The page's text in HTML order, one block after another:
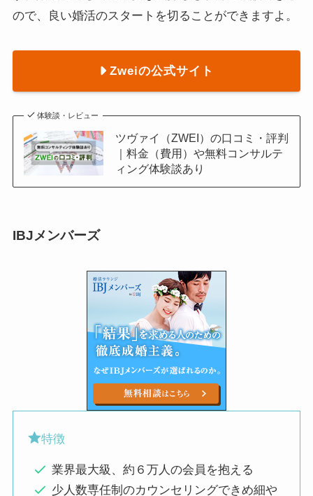
ので、良い婚活のスタートを切ることができますよ。
Zweiの公式サイト
体験談・レビュー
ツヴァイ（ZWEI）の口コミ・評判
｜料金（費用）や無料コンサルテ
ィング体験談あり
IBJメンバーズ
特徴
業界最大級、約６万人の会員を抱える
少人数専任制のカウンセリングできめ細や